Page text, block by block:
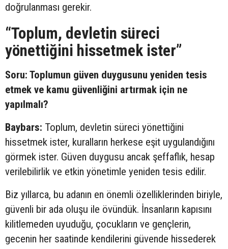
doğrulanması gerekir.
“Toplum, devletin süreci
yönettiğini hissetmek ister”
Soru: Toplumun güven duygusunu yeniden tesis
etmek ve kamu güvenliğini artırmak için ne
yapılmalı?
Baybars: Toplum, devletin süreci yönettiğini
hissetmek ister, kuralların herkese eşit uygulandığını
görmek ister. Güven duygusu ancak şeffaflık, hesap
verilebilirlik ve etkin yönetimle yeniden tesis edilir.
Biz yıllarca, bu adanın en önemli özelliklerinden biriyle,
güvenli bir ada oluşu ile övündük. İnsanların kapısını
kilitlemeden uyuduğu, çocukların ve gençlerin,
gecenin her saatinde kendilerini güvende hissederek